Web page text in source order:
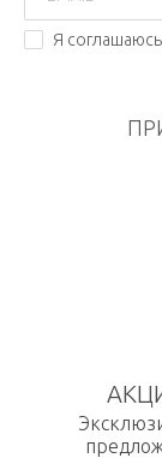
Я